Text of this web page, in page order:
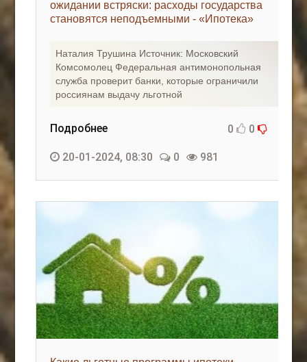
ожидании встряски: расходы государства
становятся неподъемными - «Ипотека»
Наталия Трушина Источник: Московский
Комсомолец Федеральная антимонопольная
служба проверит банки, которые ограничили
россиянам выдачу льготной
Подробнее 0 0
20-01-2024, 08:30 0 981